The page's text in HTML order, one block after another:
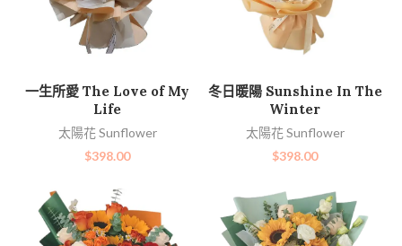
加入購物車
一生所愛 The Love of My
Life
太陽花 Sunflower
$398.00
加入購物車
冬日暖陽 Sunshine In The
Winter
太陽花 Sunflower
$398.00